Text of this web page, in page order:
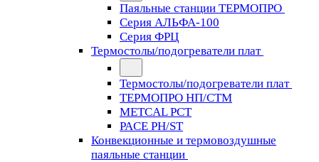
Паяльные станции ТЕРМОПРО
Серия АЛЬФА-100
Серия ФРЦ
Термостолы/подогреватели плат
Термостолы/подогреватели плат
ТЕРМОПРО НП/СТМ
METCAL PCT
PACE PH/ST
Конвекционные и термовоздушные
паяльные станции